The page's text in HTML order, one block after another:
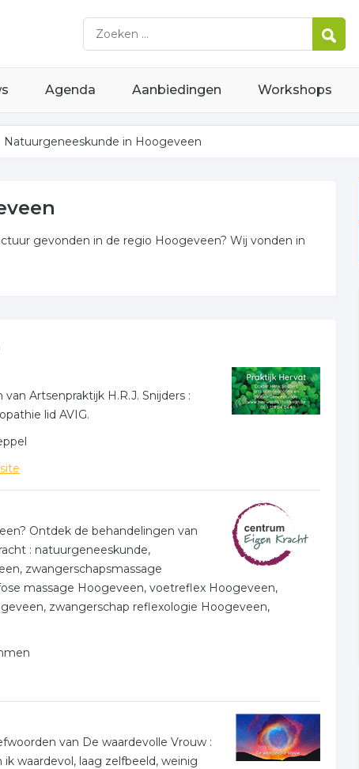
Agenda Aanbiedingen Workshops
Natuurgeneeskunde in Hoogeveen
gevonden in de regio Hoogeveen? Wij vonden in
om meer over de onderneming te weten te komen
reiki in Hoogeveen.
Artsenpraktijk H.R.J. Snijders :
lid AVIG.
Ontdek de behandelingen van
: natuurgeneeskunde,
zwangerschapsmassage
massage Hoogeveen, voetreflex Hoogeveen,
zwangerschap reflexologie Hoogeveen,
van De waardevolle Vrouw :
waardevol, laag zelfbeeld, weinig